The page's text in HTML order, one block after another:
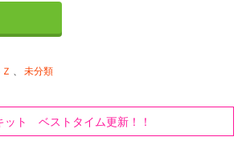
、 未分類
ット ベストタイム更新！！